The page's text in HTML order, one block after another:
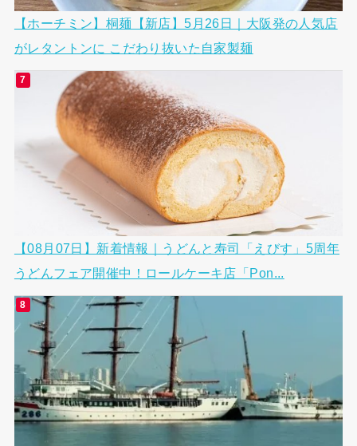
【ホーチミン】桐麺【新店】5月26日｜大阪発の人気店
がレタントンに こだわり抜いた自家製麺
【08月07日】新着情報｜うどんと寿司「えびす」5周年
うどんフェア開催中！ロールケーキ店「Pon...